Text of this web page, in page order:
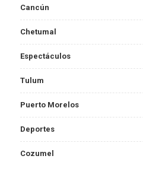
Cancún
Chetumal
Espectáculos
Tulum
Puerto Morelos
Deportes
Cozumel